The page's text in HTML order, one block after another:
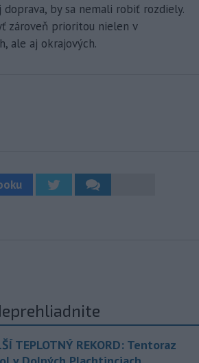
by sa nemali robiť rozdiely.
zároveň prioritou nielen v
ale aj okrajových.
TEPLOTNÝ REKORD: Tentoraz